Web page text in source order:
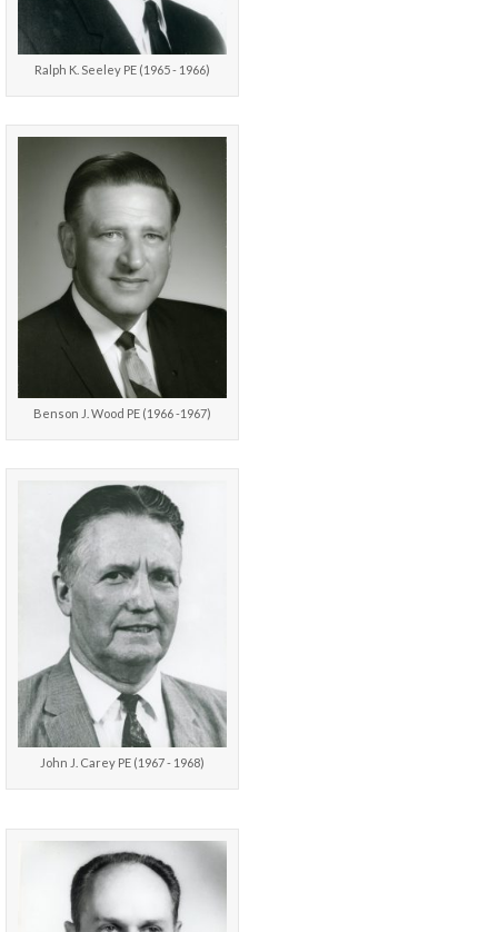
Ralph K. Seeley PE (1965 - 1966)
Benson J. Wood PE (1966 -1967)
John J. Carey PE (1967 - 1968)